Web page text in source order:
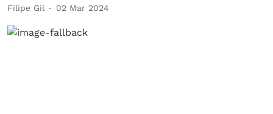
Filipe Gil 02 Mar 2024